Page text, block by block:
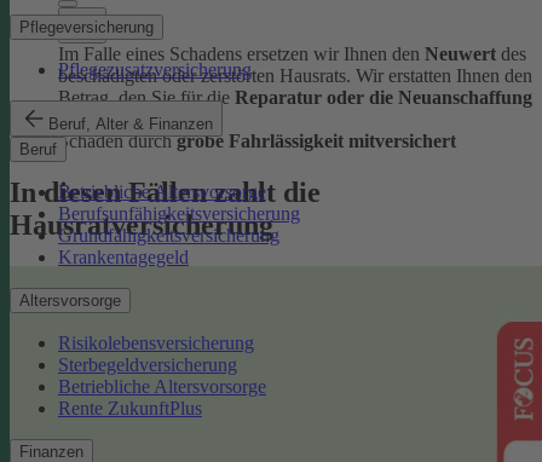
Pflegeversicherung
Pflegezusatzversicherung
Beruf, Alter & Finanzen
Beruf
Betriebliche Altersvorsorge
Berufsunfähigkeitsversicherung
Grundfähigkeitsversicherung
Krankentagegeld
Altersvorsorge
Risikolebensversicherung
Sterbegeldversicherung
Betriebliche Altersvorsorge
Rente ZukunftPlus
Finanzen
Im Falle eines Schadens ersetzen wir Ihnen den Neuwert des
beschädigten oder zerstörten Hausrats. Wir erstatten Ihnen den
Betrag, den Sie für die Reparatur oder die Neuanschaffung
ausgeben müssten.
Schäden durchgrobe Fahrlässigkeit mitversichert
In diesen Fällen zahlt die
Hausratversicherung